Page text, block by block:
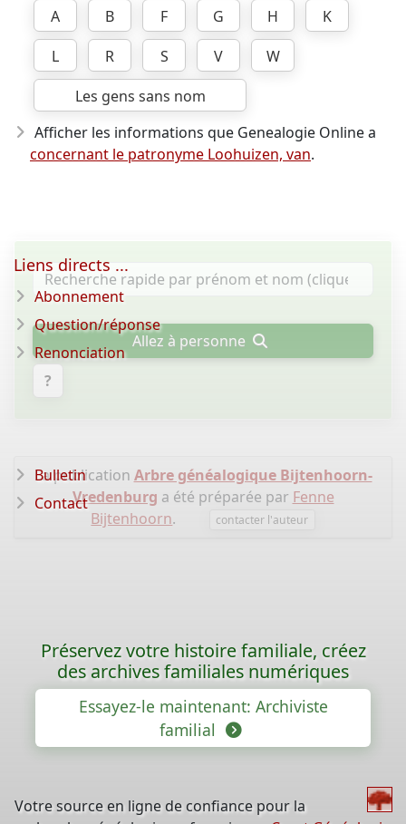
A
B F G H
K
L
R S V
W
Les gens sans nom
Afficher les informations que Genealogie Online a
concernant le patronyme Loohuizen, van.
Allez à personne
?
La publication Arbre généalogique Bijtenhoorn-
Vredenburg a été préparée par Fenne
Bijtenhoorn. contacter l'auteur
Liens directs ...
Abonnement
Question/réponse
Renonciation
Bulletin
Contact
Préservez votre histoire familiale, créez
des archives familiales numériques
Essayez-le maintenant: Archiviste
familial
Votre source en ligne de confiance pour la